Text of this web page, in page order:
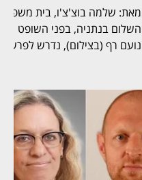
מאת: שלמה בוצ'צ'ו, בית משפט
השלום בנתניה, בפני השופט
נועם רף (בצילום), נדרש לפרשה
שטר בודד של 50 שקל,
והתגלגלה לשני הליכים משפטיים
נפרדים. בריקסטון כספות פעלה
תחילה לפינוי הכספת, ובהמשך
הגישה תביעה כספית בדרישה
לתשלום של יותר מ־21 אלף שקל.